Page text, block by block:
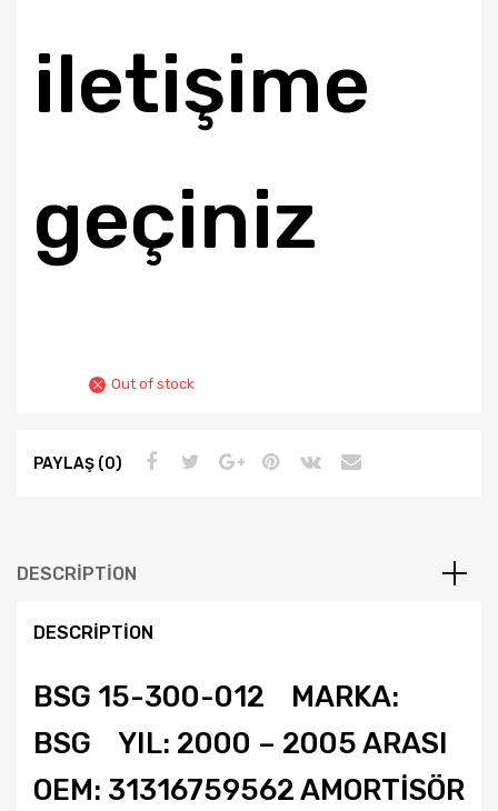
iletişime
geçiniz
Out of stock
PAYLAŞ (0)
DESCRIPTION
DESCRIPTION
BSG 15-300-012 MARKA:
BSG YIL: 2000 – 2005 ARASI
OEM: 31316759562 AMORTİSÖR